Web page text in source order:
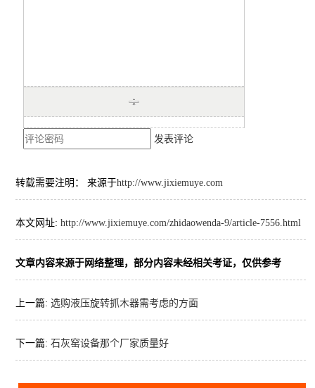
发表评论
转载需要注明： 来源于http://www.jixiemuye.com
本文网址: http://www.jixiemuye.com/zhidaowenda-9/article-7556.html
文章内容来源于网络整理，部分内容未经相关考证，仅供参考
上一篇: 选购液压旋转抓木器需考虑的方面
下一篇: 石灰窑设备那个厂家质量好